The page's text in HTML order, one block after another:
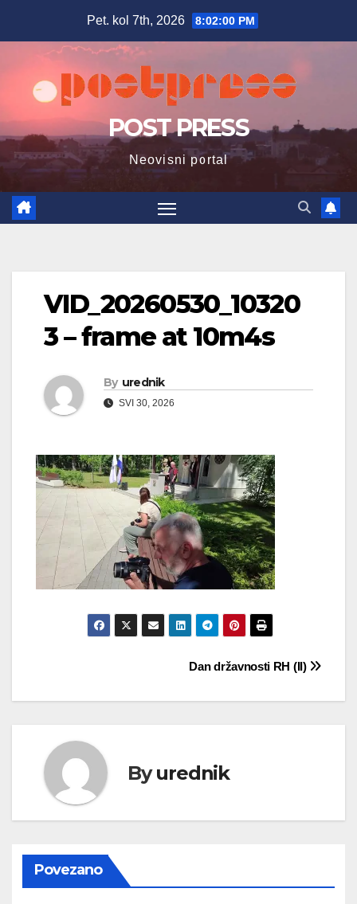
Pet. kol 7th, 2026 8:02:01 PM
POST PRESS
Neovisni portal
VID_20260530_10320
3 – frame at 10m4s
By urednik
SVI 30, 2026
objava
Dan državnosti RH (II)
Byurednik
Povezano